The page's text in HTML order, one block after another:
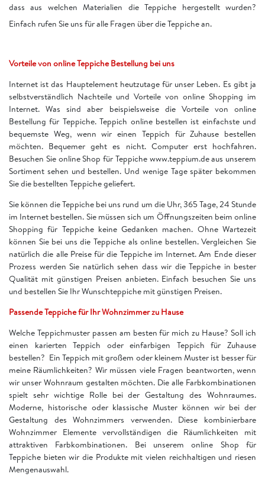
dass aus welchen Materialien die Teppiche hergestellt wurden?
Einfach rufen Sie uns für alle Fragen über die Teppiche an.
Vorteile von online Teppiche Bestellung bei uns
Internet ist das Hauptelement heutzutage für unser Leben. Es gibt ja
selbstverständlich Nachteile und Vorteile von online Shopping im
Internet. Was sind aber beispielsweise die Vorteile von online
Bestellung für Teppiche. Teppich online bestellen ist einfachste und
bequemste Weg, wenn wir einen Teppich für Zuhause bestellen
möchten. Bequemer geht es nicht. Computer erst hochfahren.
Besuchen Sie online Shop für Teppiche www.teppium.de aus unserem
Sortiment sehen und bestellen. Und wenige Tage später bekommen
Sie die bestellten Teppiche geliefert.
Sie können die Teppiche bei uns rund um die Uhr, 365 Tage, 24 Stunde
im Internet bestellen. Sie müssen sich um Öffnungszeiten beim online
Shopping für Teppiche keine Gedanken machen. Ohne Wartezeit
können Sie bei uns die Teppiche als online bestellen. Vergleichen Sie
natürlich die alle Preise für die Teppiche im Internet. Am Ende dieser
Prozess werden Sie natürlich sehen dass wir die Teppiche in bester
Qualität mit günstigen Preisen anbieten. Einfach besuchen Sie uns
und bestellen Sie Ihr Wunschteppiche mit günstigen Preisen.
Passende Teppiche für Ihr Wohnzimmer zu Hause
Welche Teppichmuster passen am besten für mich zu Hause? Soll ich
einen karierten Teppich oder einfarbigen Teppich für Zuhause
bestellen? Ein Teppich mit großem oder kleinem Muster ist besser für
meine Räumlichkeiten? Wir müssen viele Fragen beantworten, wenn
wir unser Wohnraum gestalten möchten. Die alle Farbkombinationen
spielt sehr wichtige Rolle bei der Gestaltung des Wohnraumes.
Moderne, historische oder klassische Muster können wir bei der
Gestaltung des Wohnzimmers verwenden. Diese kombinierbare
Wohnzimmer Elemente vervollständigen die Räumlichkeiten mit
attraktiven Farbkombinationen. Bei unserem online Shop für
Teppiche bieten wir die Produkte mit vielen reichhaltigen und riesen
Mengenauswahl.